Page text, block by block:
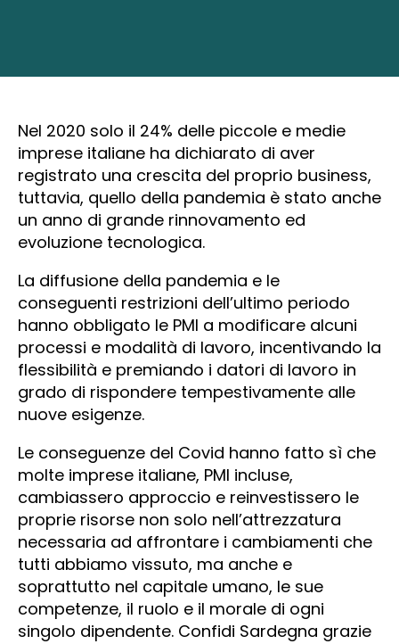
Nel 2020 solo il 24% delle piccole e medie
imprese italiane ha dichiarato di aver
registrato una crescita del proprio business,
tuttavia, quello della pandemia è stato anche
un anno di grande rinnovamento ed
evoluzione tecnologica.
La diffusione della pandemia e le
conseguenti restrizioni dell’ultimo periodo
hanno obbligato le PMI a modificare alcuni
processi e modalità di lavoro, incentivando la
flessibilità e premiando i datori di lavoro in
grado di rispondere tempestivamente alle
nuove esigenze.
Le conseguenze del Covid hanno fatto sì che
molte imprese italiane, PMI incluse,
cambiassero approccio e reinvestissero le
proprie risorse non solo nell’attrezzatura
necessaria ad affrontare i cambiamenti che
tutti abbiamo vissuto, ma anche e
soprattutto nel capitale umano, le sue
competenze, il ruolo e il morale di ogni
singolo dipendente. Confidi Sardegna grazie